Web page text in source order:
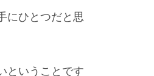
にひとつだと思
ということです